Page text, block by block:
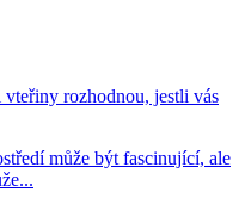
rozhodnou, jestli vás
může být fascinující, ale